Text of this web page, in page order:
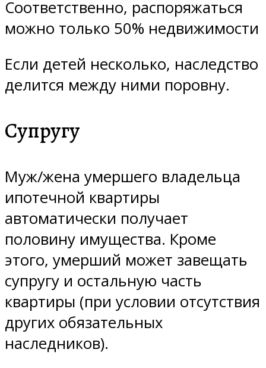
Соответственно, распоряжаться
можно только 50% недвижимости
Если детей несколько, наследство
делится между ними поровну.
Супругу
Муж/жена умершего владельца
ипотечной квартиры
автоматически получает
половину имущества. Кроме
этого, умерший может завещать
супругу и остальную часть
квартиры (при условии отсутствия
других обязательных
наследников).